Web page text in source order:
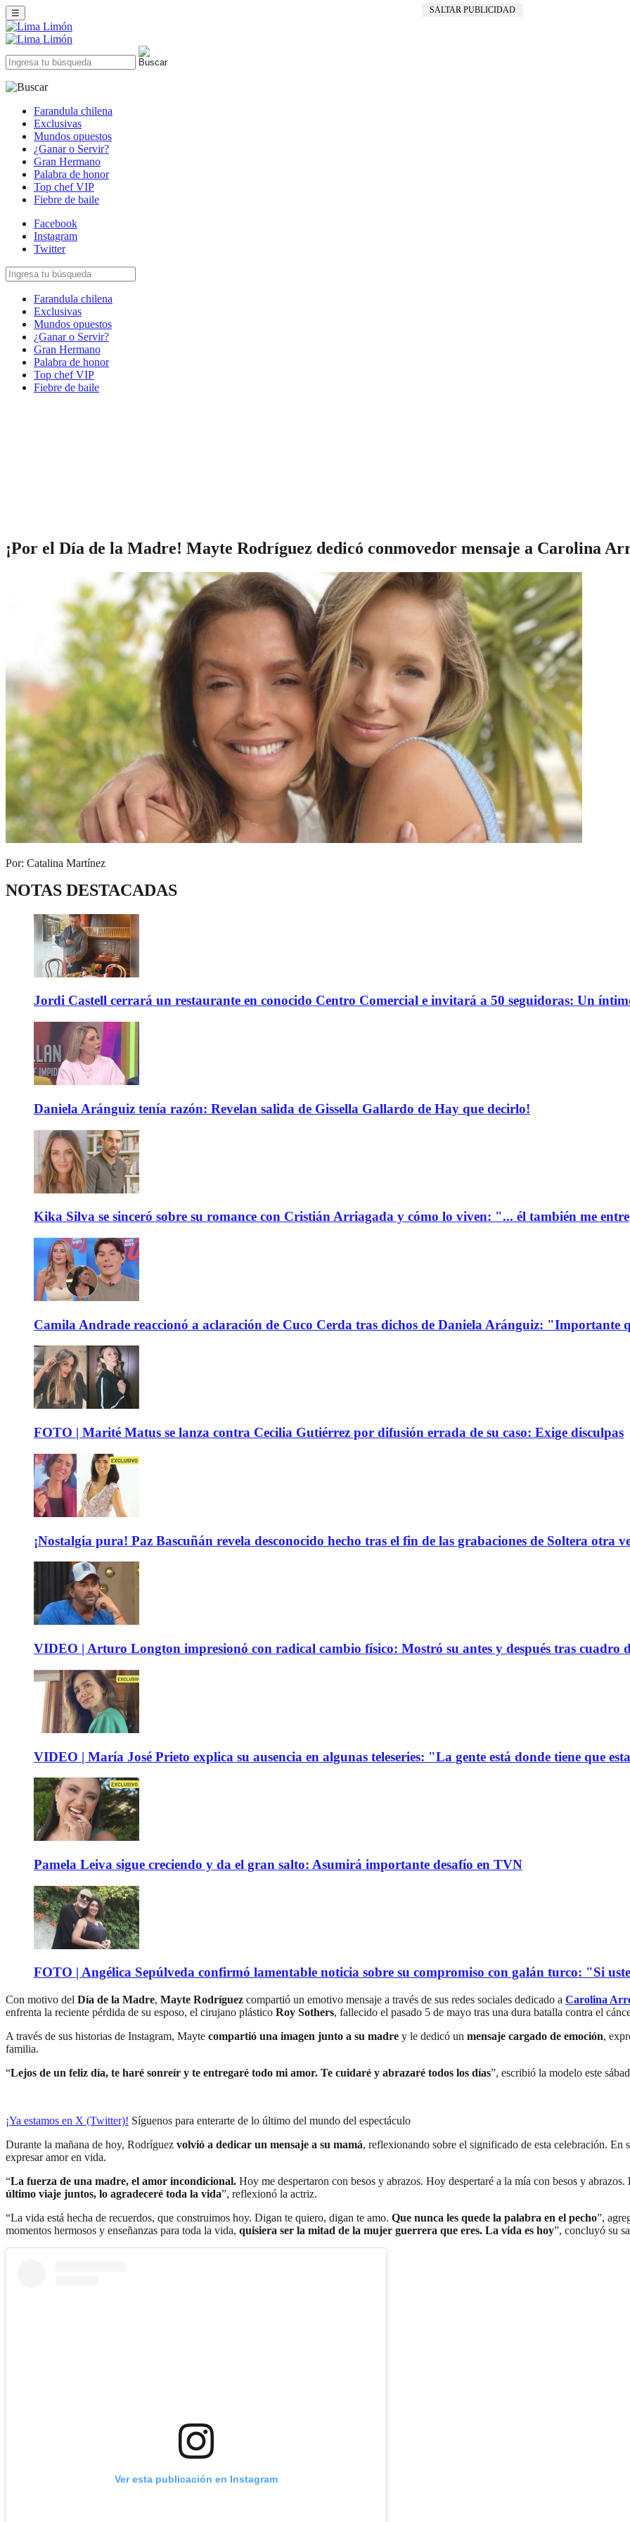
SALTAR PUBLICIDAD
☰
Farandula chilena
Exclusivas
Mundos opuestos
¿Ganar o Servir?
Gran Hermano
Palabra de honor
Top chef VIP
Fiebre de baile
Facebook
Instagram
Twitter
Farandula chilena
Exclusivas
Mundos opuestos
¿Ganar o Servir?
Gran Hermano
Palabra de honor
Top chef VIP
Fiebre de baile
¡Por el Día de la Madre! Mayte Rodríguez dedicó conmovedor mensaje a Carolina
Por: Catalina Martínez
NOTAS DESTACADAS
Jordi Castell cerrará un restaurante en conocido Centro Comercial e invitará a 50 seguidoras: Un
Daniela Aránguiz tenía razón: Revelan salida de Gissella Gallardo de Hay que decirlo!
Kika Silva se sinceró sobre su romance con Cristián Arriagada y cómo lo viven: "... él también me
Camila Andrade reaccionó a aclaración de Cuco Cerda tras dichos de Daniela Aránguiz: "Importante
FOTO | Marité Matus se lanza contra Cecilia Gutiérrez por difusión errada de su caso: Exige disculpas
¡Nostalgia pura! Paz Bascuñán revela desconocido hecho tras el fin de las grabaciones de Soltera otra
VIDEO | Arturo Longton impresionó con radical cambio físico: Mostró su antes y después tras cuadro
VIDEO | María José Prieto explica su ausencia en algunas teleseries: "La gente está donde tiene que
Pamela Leiva sigue creciendo y da el gran salto: Asumirá importante desafío en TVN
FOTO | Angélica Sepúlveda confirmó lamentable noticia sobre su compromiso con galán turco: "Si
Con motivo del Día de la Madre, Mayte Rodríguez compartió un emotivo mensaje a través de sus redes sociales dedicado a Carolina
enfrenta la reciente pérdida de su esposo, el cirujano plástico Roy Sothers, fallecido el pasado 5 de mayo tras una dura batalla contra el
A través de sus historias de Instagram, Mayte compartió una imagen junto a su madre y le dedicó un mensaje cargado de emoción,
familia.
“Lejos de un feliz día, te haré sonreír y te entregaré todo mi amor. Te cuidaré y abrazaré todos los días”, escribió la modelo este
¡Ya estamos en X (Twitter)! Síguenos para enterarte de lo último del mundo del espectáculo
Durante la mañana de hoy, Rodríguez volvió a dedicar un mensaje a su mamá, reflexionando sobre el significado de esta celebración.
expresar amor en vida.
“La fuerza de una madre, el amor incondicional. Hoy me despertaron con besos y abrazos. Hoy despertaré a la mía con besos y abrazos.
último viaje juntos, lo agradeceré toda la vida”, reflexionó la actriz.
“La vida está hecha de recuerdos, que construimos hoy. Digan te quiero, digan te amo. Que nunca les quede la palabra en el pecho”,
momentos hermosos y enseñanzas para toda la vida, quisiera ser la mitad de la mujer guerrera que eres. La vida es hoy”, concluyó su
Ver esta publicación en Instagram